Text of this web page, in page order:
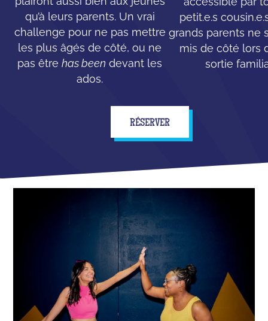
qu’à leurs parents. Un vrai
challenge pour ne pas mettre
les plus âgés de côté, ou ne
pas êtrehas been devant les
ados.
petit.e.s
grands parents ne
mis de côté lors
sortie
RÉSERVER